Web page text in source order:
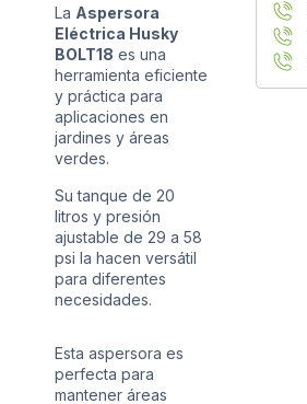
La Aspersora
Eléctrica Husky
BOLT18 es una
herramienta eficiente
y práctica para
aplicaciones en
jardines y áreas
verdes.
Su tanque de 20
litros y presión
ajustable de 29 a 58
psi la hacen versátil
para diferentes
necesidades.
Esta aspersora es
perfecta para
mantener áreas